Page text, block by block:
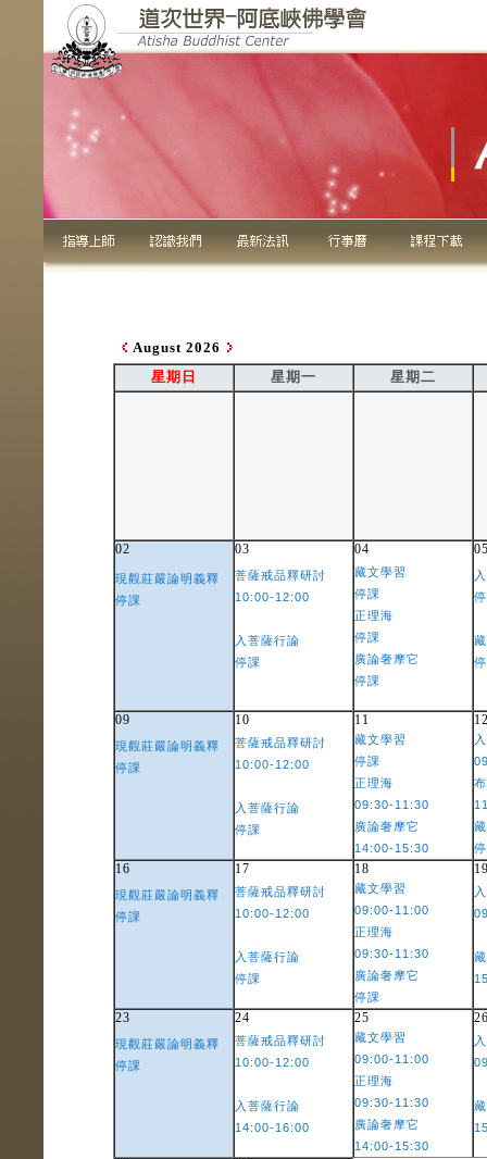
August 2026
星期日
星期一 星期二
02
現觀莊嚴論明義釋
停課
03
菩薩戒品釋研討
10:00-12:00
入菩薩行論
停課
04
藏文學習
停課
正理海
停課
廣論奢摩它
停課
09
現觀莊嚴論明義釋
停課
10
菩薩戒品釋研討
10:00-12:00
入菩薩行論
停課
11
藏文學習
停課
正理海
09:30-11:30
廣論奢摩它
14:00-15:30
16
現觀莊嚴論明義釋
停課
17
菩薩戒品釋研討
10:00-12:00
入菩薩行論
停課
18
藏文學習
09:00-11:00
正理海
09:30-11:30
廣論奢摩它
停課
23
現觀莊嚴論明義釋
停課
24
菩薩戒品釋研討
10:00-12:00
入菩薩行論
14:00-16:00
25
藏文學習
09:00-11:00
正理海
09:30-11:30
廣論奢摩它
14:00-15:30